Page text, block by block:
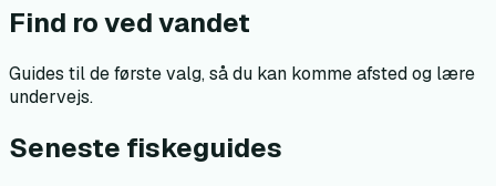
Find ro ved vandet
Guides til de første valg, så du kan komme afsted og lære
undervejs.
Seneste fiskeguides